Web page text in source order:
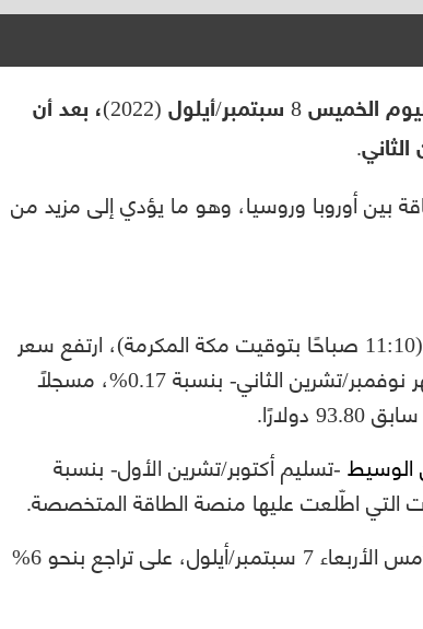
ارتفعت أسعار النفط الخام، خلال تعاملات اليوم الخميس 8 سبتمبر/أيلول (2022)، بعد أن
بين أوروبا وروسيا، وهو ما يؤدي إلى مزيد من
بحلول الساعة 08:10 صباحًا بتوقيت غرينتش (11:10 صباحًا بتوقيت مكة المكرمة)، ارتفع سعر
القياسي -تسليم شهر نوفمبر/تشرين الثاني- بنسبة 0.17%، مسجلًا
-تسليم أكتوبر/تشرين الأول- بنسبة
قد أنهت تعاملاتها، أمس الأربعاء 7 سبتمبر/أيلول، على تراجع بنحو 6%